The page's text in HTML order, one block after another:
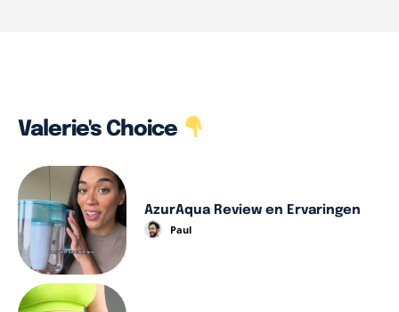
Valerie's Choice
AzurAqua Review en Ervaringen
Paul